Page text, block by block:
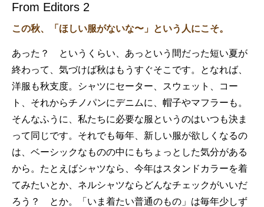
From Editors 2
この秋、「ほしい服がないな〜」という人にこそ。
あった？ というくらい、あっという間だった短い夏が
終わって、気づけば秋はもうすぐそこです。となれば、
洋服も秋支度。シャツにセーター、スウェット、コー
ト、それからチノパンにデニムに、帽子やマフラーも。
そんなふうに、私たちに必要な服というのはいつも決ま
って同じです。それでも毎年、新しい服が欲しくなるの
は、ベーシックなものの中にもちょっとした気分がある
から。たとえばシャツなら、今年はスタンドカラーを着
てみたいとか、ネルシャツならどんなチェックがいいだ
ろう？ とか。「いま着たい普通のもの」は毎年少しず